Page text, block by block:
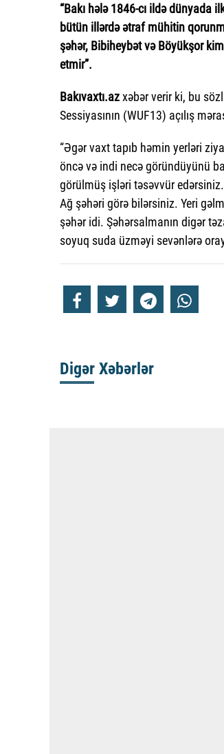
“Bakı hələ 1846-cı ildə
bütün illərdə ətraf mühitin
şəhər, Bibiheybət və Böyükşor
etmir”.
Bakıvaxtı.azxəbər verir ki, bu
Sessiyasının (WUF13) açılış
“Əgər vaxt tapıb həmin yerləri
öncə və indi necə göründüyünü
görülmüş işləri təsəvvür
Ağ şəhəri görə bilərsiniz. Yeri
şəhər idi. Şəhərsalmanın digər
soyuq suda üzməyi sevənlərə
Digər Xəbərlər